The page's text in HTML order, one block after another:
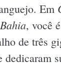
Em
, você
de três
dedicaram